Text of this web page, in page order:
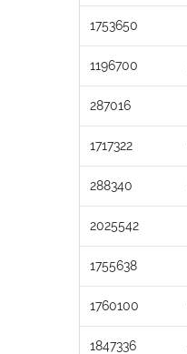
1753650
1196700
287016
1717322
288340
2025542
1755638
1760100
1847336